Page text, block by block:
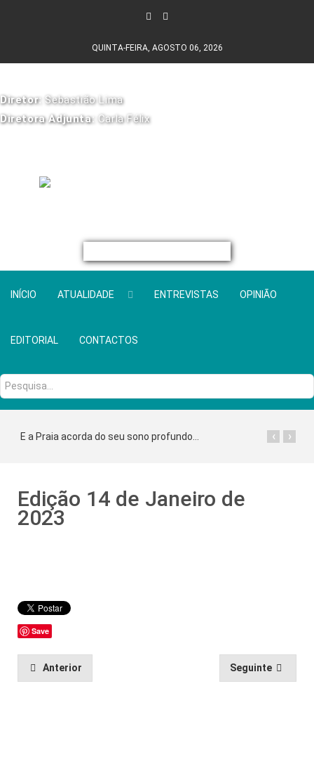
QUINTA-FEIRA, AGOSTO 06, 2026
Diretor: Sebastião Lima
Diretora Adjunta: Carla Félix
INÍCIO ATUALIDADE ENTREVISTAS OPINIÃO
EDITORIAL CONTACTOS
Pesquisa...
E a Praia acorda do seu sono profundo... ›
‹
Edição 14 de Janeiro de
2023
Save
Anterior Seguinte